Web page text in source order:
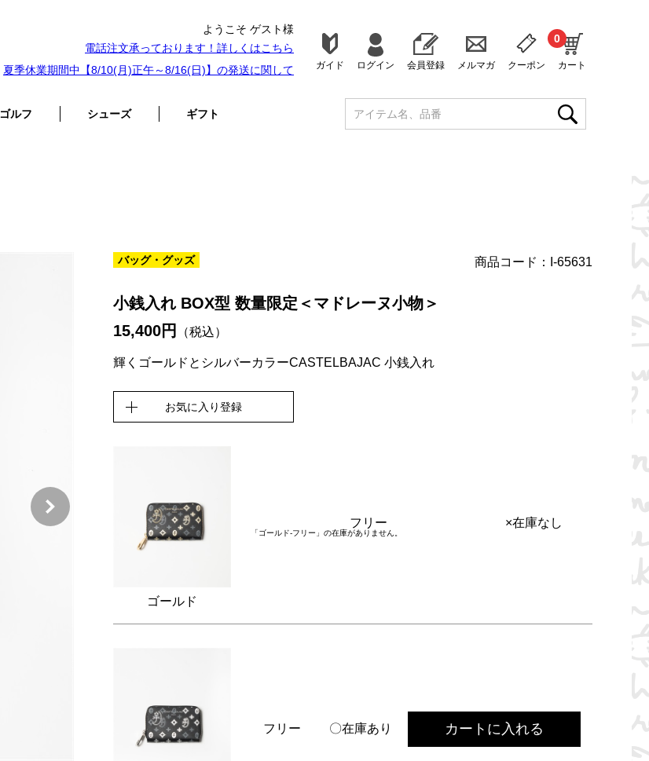
ようこそ ゲスト様
電話注文承っております！詳しくはこちら
夏季休業期間中【8/10(月)正午～8/16(日)】の発送に関して
ガイド ログイン 会員登録 メルマガ クーポン カート
0
ゴルフ シューズ ギフト
バッグ・グッズ 商品コード：I-65631
小銭入れ BOX型 数量限定＜マドレーヌ小物＞
15,400円
（税込）
輝くゴールドとシルバーカラーCASTELBAJAC 小銭入れ
お気に入り登録
ゴールド
フリー ×在庫なし
「ゴールド-フリー」の在庫がありません。
フリー 〇在庫あり カートに入れる